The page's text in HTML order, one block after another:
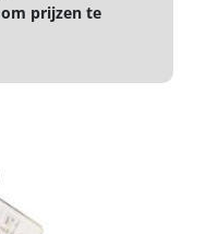
om prijzen te